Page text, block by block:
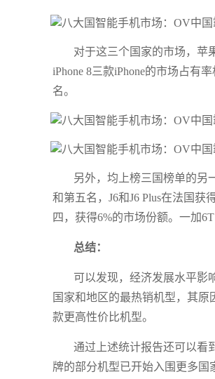
对于这三个国家的市场，苹
iPhone 8三款iPhone的市场占有
名。
另外，均上榜三国榜单的另
和第五名，J6和J6 Plus在法国
四，获得6%的市场份额。一加
总结：
可以发现，经济发展水平影
国家和地区的最热销机型，其
款更高性价比机型。
通过上述统计报告还可以看
牌的部分机型已开始入围更多国